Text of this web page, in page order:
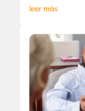
leer más